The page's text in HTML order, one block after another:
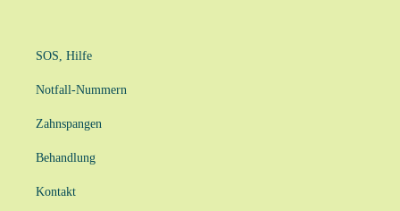
SOS, Hilfe
Notfall-Nummern
Zahnspangen
Behandlung
Kontakt